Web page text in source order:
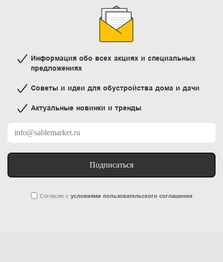
Информация обо всех акциях и специальных
предложениях
Советы и идеи для обустройства дома и дачи
Актуальные новинки и тренды
Подписаться
Согласие с условиями пользовательского соглашения